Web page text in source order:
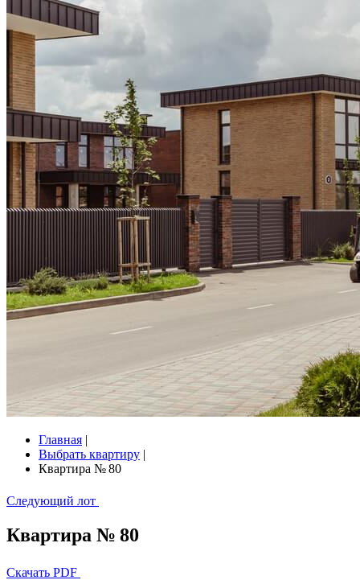
Главная |
Выбрать квартиру |
Квартира № 80
Следующий лот
Квартира № 80
Скачать PDF